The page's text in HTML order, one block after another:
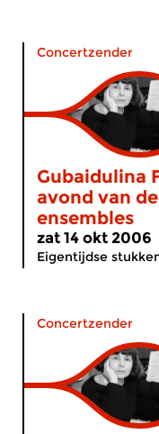
Concertzender
Gubaidulina
avond van
ensembles
zat 14 okt 2006
Eigentijdse
Concertzender